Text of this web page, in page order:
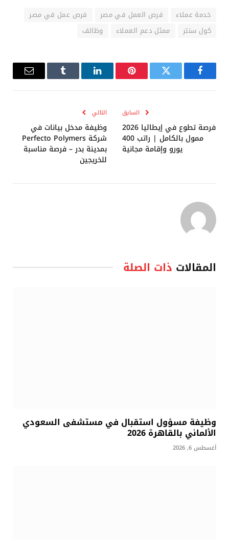
خدمة عملاء فرص العمل في مصر
فرص عمل في مصر
كول سنتر
ممثل دعم العملاء وظائف
فيسبوك تويتر بينتيريستلينكدإن Tumblr
البريد
السابق
فرصة تطوع في إيطاليا 2026
ممول بالكامل | راتب 400
يورو وإقامة مجانية
التالي
وظيفة مدخل بيانات في
شركة Perfecto Polymers
بمدينة بدر – فرصة مناسبة
للخريجين
المقالات ذات الصلة
وظيفة مسؤول استقبال في مستشفى السعودي
الألماني بالقاهرة 2026
أغسطس 6, 2026